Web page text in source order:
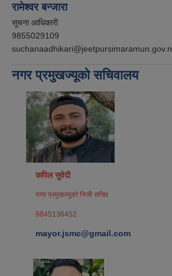
रामेश्वर बन्जारा
सूचना आधिकारी
9855029109
नगर प्रमुखज्यूको सचिवालय
कपिल सुवेदी
नगर प्रमुखज्यूको निजी सचिव
9845136452
mayor.jsmc@gmail.com